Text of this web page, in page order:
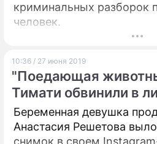
криминальных разборок
человек.
10:36 / 27 июня 2019
"Поедающая
Тимати обвинили в
Беременная девушка
Анастасия Решетова
снимок в своем